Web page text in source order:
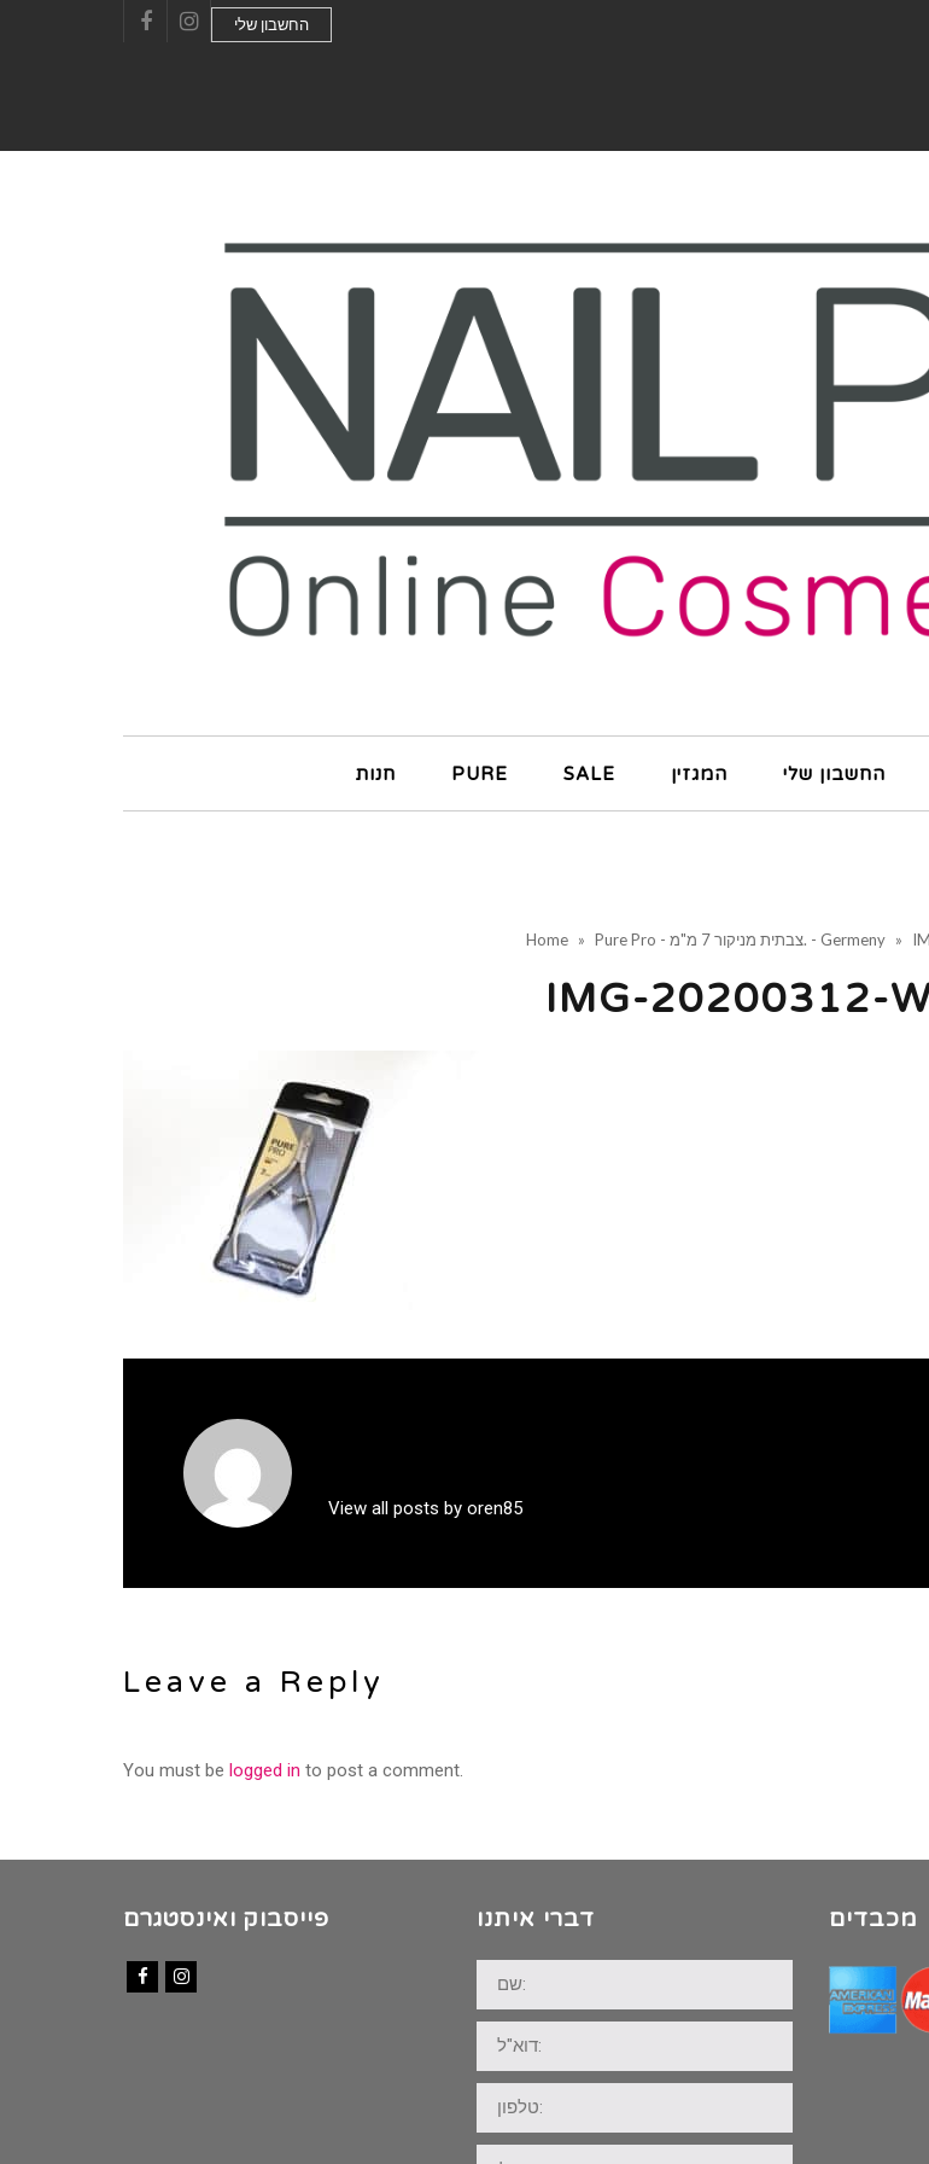
Instagram
החשבון שלי
חנות PURE SALE המגזין החשבון שלי
Home » Pure Pro - צבתית מניקור 7 מ"מ. - Germeny »
IMG-20200312-
View all posts by oren85
Leave a Reply
You must be logged in to post a comment.
פייסבוק ואינסטגרם דברי איתנו מכבדים